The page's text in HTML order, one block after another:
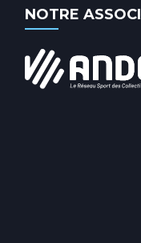
NOTRE